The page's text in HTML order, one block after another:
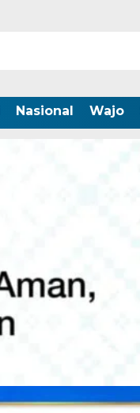
Nasional Wajo